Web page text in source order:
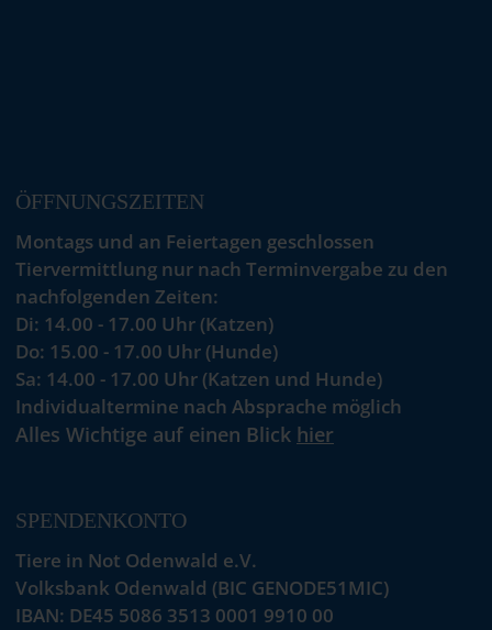
ÖFFNUNGSZEITEN
Montags und an Feiertagen geschlossen
Tiervermittlung nur nach Terminvergabe zu den
nachfolgenden Zeiten:
Di: 14.00 - 17.00 Uhr (Katzen)
Do: 15.00 - 17.00 Uhr (Hunde)
Sa: 14.00 - 17.00 Uhr (Katzen und Hunde)
Individualtermine nach Absprache möglich
Alles Wichtige auf einen Blick hier
SPENDENKONTO
Tiere in Not Odenwald e.V.
Volksbank Odenwald (BIC GENODE51MIC)
IBAN: DE45 5086 3513 0001 9910 00